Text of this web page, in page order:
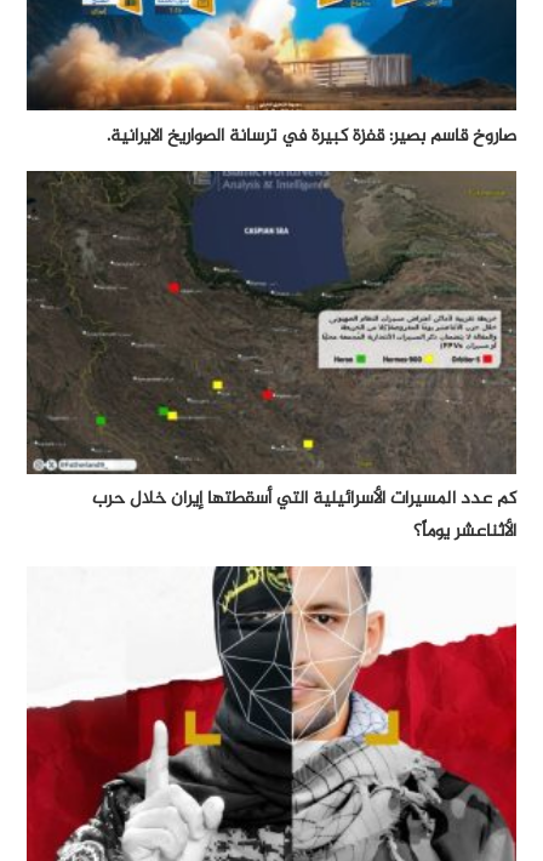
صاروخ قاسم بصير: قفزة كبيرة في ترسانة الصواريخ الايرانية.
كم عدد المسيرات الأسرائيلية التي أسقطتها إيران خلال حرب
الأثناعشر يوماً؟